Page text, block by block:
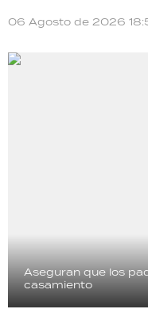
06 Agosto de 2026
Aseguran que los
casamiento